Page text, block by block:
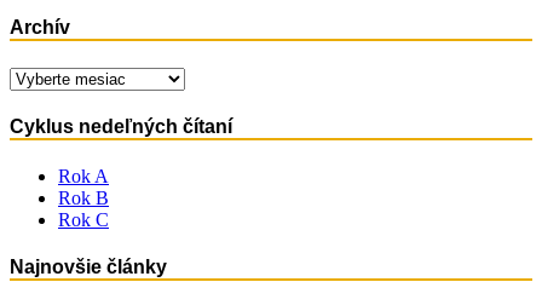
Archív
Archív
Cyklus nedeľných čítaní
Rok A
Rok B
Rok C
Najnovšie články